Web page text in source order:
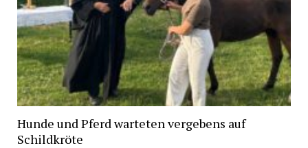
Hunde und Pferd warteten vergebens auf
Schildkröte